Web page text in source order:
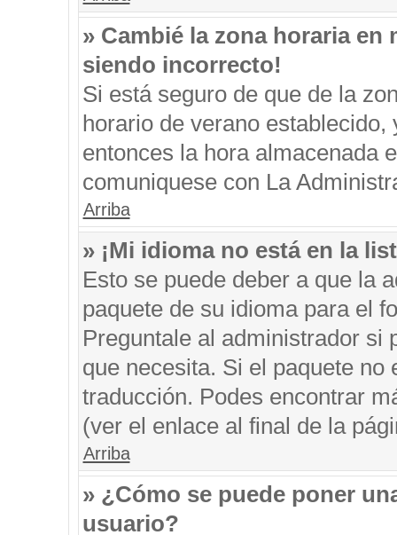
» Cambié la zona horaria
siendo incorrecto!
Si está seguro de que de la
horario de verano
entonces la hora almacenada
comuniquese con La
Arriba
» ¡Mi idioma no está en la
Esto se puede deber a que la
paquete de su idioma para el
Preguntale al administrador si
que necesita. Si el paquete
traducción. Podes encontrar
(ver el enlace al final de la
Arriba
» ¿Cómo se puede poner
usuario?